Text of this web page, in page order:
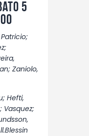
5
Zaniolo,
Hefti,
Vasquez;